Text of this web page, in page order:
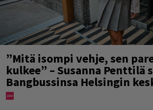
”Mitä isompi vehje, sen
kulkee” – Susanna Penttilä
Bangbussinsa Helsingin